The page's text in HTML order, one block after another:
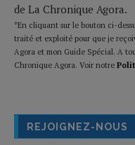
de La Chronique Agora.
*En cliquant sur le bouton ci-
traité et exploité pour que je
Agora et mon Guide Spécial. A
Chronique Agora. Voir notre
REJOIGNEZ-NOUS